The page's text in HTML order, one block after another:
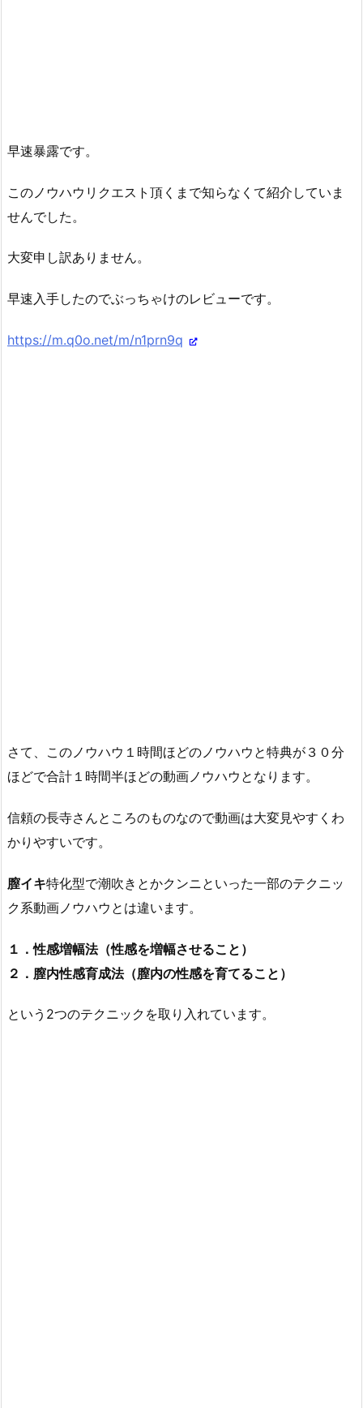
早速暴露です。
このノウハウリクエスト頂くまで知らなくて紹介していま
せんでした。
大変申し訳ありません。
早速入手したのでぶっちゃけのレビューです。
https://m.q0o.net/m/n1prn9q
さて、このノウハウ１時間ほどのノウハウと特典が３０分
ほどで合計１時間半ほどの動画ノウハウとなります。
信頼の長寺さんところのものなので動画は大変見やすくわ
かりやすいです。
膣イキ特化型で潮吹きとかクンニといった一部のテクニッ
ク系動画ノウハウとは違います。
１．性感増幅法（性感を増幅させること）
２．膣内性感育成法（膣内の性感を育てること）
という2つのテクニックを取り入れています。